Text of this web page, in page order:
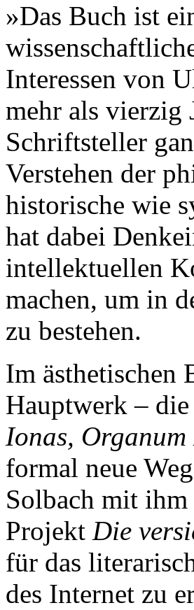
»Das Buch ist
Interessen von
mehr als vierzig
Schriftsteller
Verstehen der
historische wie
hat dabei
intellektuellen
machen, um in
zu bestehen.
Im ästhetischen
Hauptwerk –
Ionas,
formal neue
Solbach mit
Projekt Die
für das
des Internet zu